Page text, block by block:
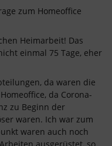
zum Homeoffice
Heimarbeit! Das
einmal 75 Tage, eher
da waren die
da Corona-
zu Beginn der
waren. Ich war zum
waren auch noch